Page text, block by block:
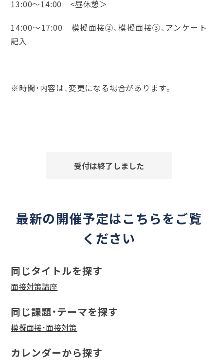
13:00～14:00 <昼休憩＞
14:00～17:00 模擬面接②、模擬面接③、アンケート
記入
※時間・内容は、変更になる場合があります。
受付は終了しました
最新の開催予定はこちらをご覧
ください
同じタイトルを探す
面接対策講座
同じ課題・テーマを探す
模擬面接・面接対策
カレンダーから探す